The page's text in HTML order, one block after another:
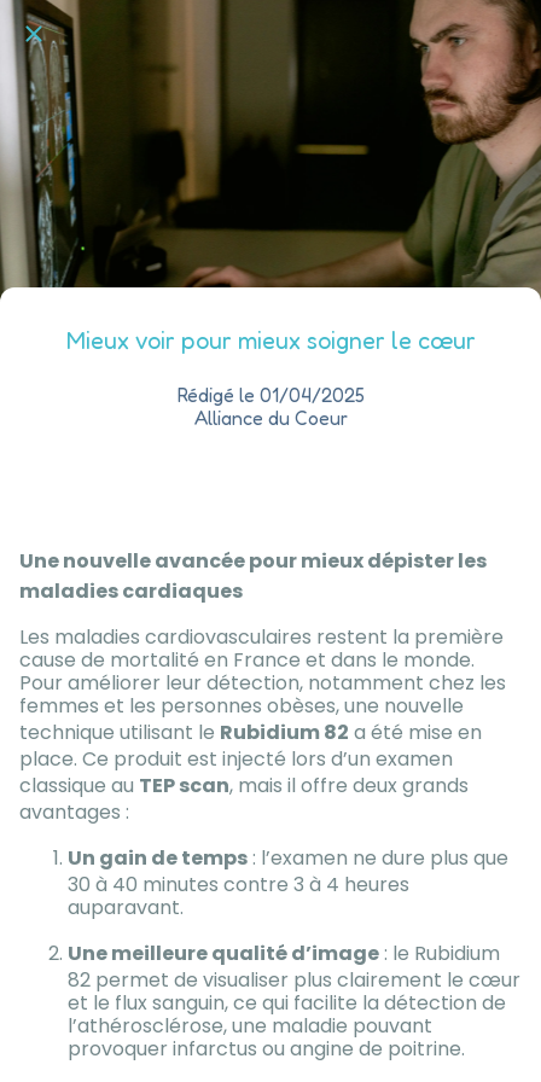
Mieux voir pour mieux soigner le cœur
Rédigé le 01/04/2025
Alliance du Coeur
Une nouvelle avancée pour mieux dépister les
maladies cardiaques
Les maladies cardiovasculaires restent la première
cause de mortalité en France et dans le monde.
Pour améliorer leur détection, notamment chez les
femmes et les personnes obèses, une nouvelle
technique utilisant le Rubidium 82 a été mise en
place. Ce produit est injecté lors d’un examen
classique au TEP scan, mais il offre deux grands
avantages :
Un gain de temps : l’examen ne dure plus que
30 à 40 minutes contre 3 à 4 heures
auparavant.
Une meilleure qualité d’image : le Rubidium
82 permet de visualiser plus clairement le cœur
et le flux sanguin, ce qui facilite la détection de
l’athérosclérose, une maladie pouvant
provoquer infarctus ou angine de poitrine.